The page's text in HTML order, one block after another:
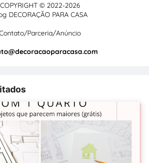
COPYRIGHT © 2022-2026
DECORAÇÃO PARA CASA
Parceria/Anúncio